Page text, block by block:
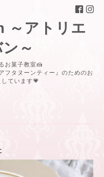
～アトリエ
～
お菓子教室🍰
フタヌーンティー』のためのお
ています💗